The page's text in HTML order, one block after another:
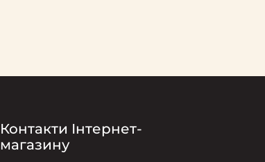
Контакти Інтернет-
магазину